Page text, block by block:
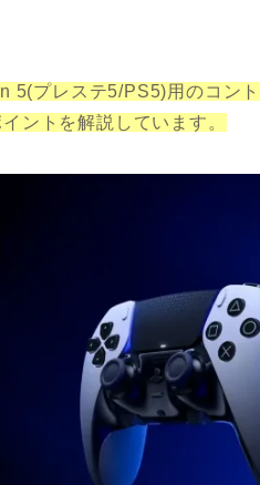
5(プレステ5/PS5)用のコン
ントを解説しています。